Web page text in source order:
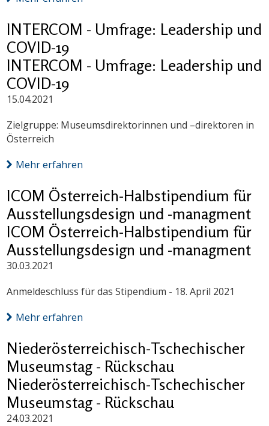
INTERCOM - Umfrage: Leadership und
COVID-19
INTERCOM - Umfrage: Leadership und
COVID-19
15.04.2021
Zielgruppe: Museumsdirektorinnen und –direktoren in
Österreich
Mehr erfahren
ICOM Österreich-Halbstipendium für
Ausstellungsdesign und -managment
ICOM Österreich-Halbstipendium für
Ausstellungsdesign und -managment
30.03.2021
Anmeldeschluss für das Stipendium - 18. April 2021
Mehr erfahren
Niederösterreichisch-Tschechischer
Museumstag - Rückschau
Niederösterreichisch-Tschechischer
Museumstag - Rückschau
24.03.2021